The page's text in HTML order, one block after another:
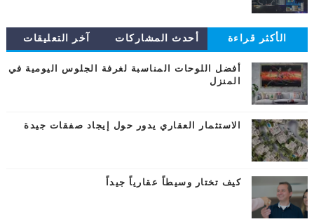
الأكثر قراءة أحدث المشاركات آخر التعليقات
أفضل اللوحات المناسبة لغرفة الجلوس اليومية في
المنزل
الاستثمار العقاري يدور حول إيجاد صفقات جيدة
كيف تختار وسيطاً عقارياً جيداً